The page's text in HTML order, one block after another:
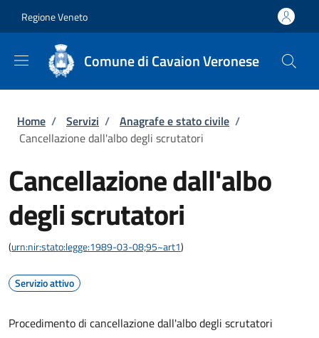
Regione Veneto
Comune di Cavaion Veronese
Briciole di pane
Home / Servizi / Anagrafe e stato civile /
Cancellazione dall'albo degli scrutatori
Cancellazione dall'albo
degli scrutatori
(urn:nir:stato:legge:1989-03-08;95~art1)
Servizio attivo
Procedimento di cancellazione dall'albo degli scrutatori